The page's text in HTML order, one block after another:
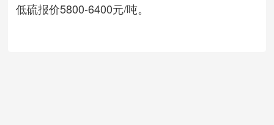
低硫报价5800-6400元/吨。